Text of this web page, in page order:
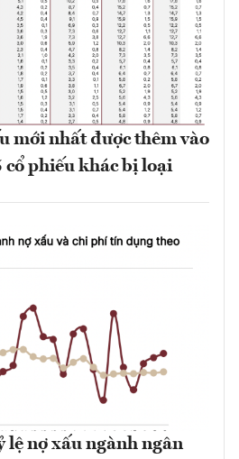
mới nhất được thêm vào
cổ phiếu khác bị loại
lệ nợ xấu ngành ngân